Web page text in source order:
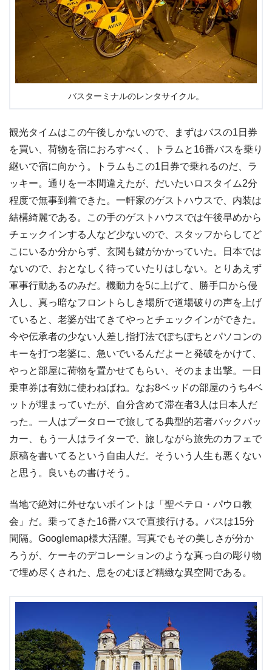
バスターミナルのレンタサイクル。
観光タイムはこの午後しかないので、まずはバスの1日券
を買い、荷物を宿におろすべく、トラムと16番バスを乗り
継いで宿に向かう。トラムもこの1日券で乗れるのだ、ラ
ッキー。通りを一本間違えたが、だいたいロスタイム2分
程度で無事到着できた。一軒家のゲストハウスで、内装は
結構綺麗である。この手のゲストハウスでは午後早めから
チェックインする人など少ないので、スタッフからしてど
こにいるか分からず、玄関も鍵がかかっていた。日本では
ないので、おとなしく待っていたりはしない。とりあえず
軍事行動あるのみだ。機動力を5に上げて、勝手口から侵
入し、真っ暗なフロントらしき場所で道場破りの声を上げ
ていると、老婆が出てきてやっとチェックインができた。
今や伝承者の少ない人差し指打法でぽちぽちとパソコンの
キーを打つ老婆に、急いでいるんだよーと発破をかけて、
やっと部屋に荷物を置かせてもらい、そのまま出撃。一日
乗車券は有効に使わねばね。なお8ベッドの部屋のうち4ベ
ットが埋まっていたが、自分含めて滞在者3人は日本人だ
った。一人はプータローで旅してる典型的若者バックパッ
カー、もう一人はライターで、旅しながら旅先のカフェで
原稿を書いてるという自由人だ。そういう人生も悪くない
と思う。良いもの書けそう。
当地で絶対に外せないポイントは「聖ペテロ・パウロ教
会」だ。乗ってきた16番バスで直接行ける。バスは15分
間隔。Googlemap様大活躍。写真でもその美しさが分か
ろうが、ケーキのデコレーションのような真っ白の彫り物
で埋め尽くされた、息をのむほど精緻な異空間である。